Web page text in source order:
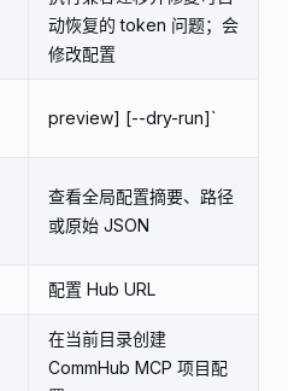
动恢复的 token 问题；会
修改配置
preview] [--dry-run]`
查看全局配置摘要、路径
或原始 JSON
配置 Hub URL
在当前目录创建
CommHub MCP 项目配